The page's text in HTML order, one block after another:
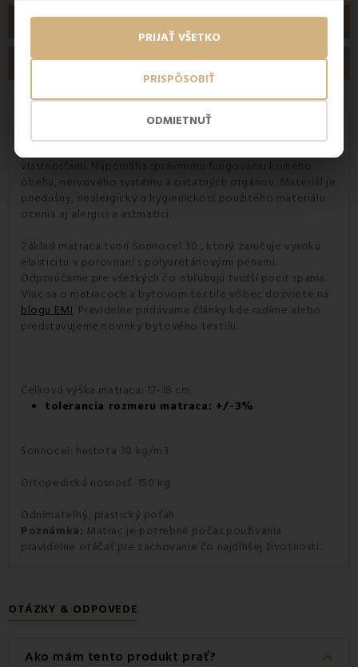
ODMIETNUŤ
PRISPÔSOBIŤ
PRIJAŤ VŠETKO
PODROBNOSTI O PRODUKTE
RECENZIE
Matrac Fenix Dormisan
vlastnosťami. Napomáha správnemu fungovaniu krvného
obehu, nervového systému a ostatných orgánov. Materiál je
priedušný, nealergický a hygienickosť použitého materiálu
ocenia aj alergici a astmatici.
Základ matraca tvorí Sonnocel 30 , ktorý zaručuje vysokú
elasticitu v porovnaní s polyuretánovými penami.
Odporúčame pre všetkých čo obľubujú tvrdší pocit spania.
Viac sa o matracoch a bytovom textile vôbec dozviete na
blogu EMI. Pravidelne pridávame články kde radíme alebo
predstavujeme novinky bytového textilu.
Celková výška matraca: 17-18 cm
tolerancia rozmeru matraca: +/-3%
Sonnocel: hustota 30 kg/m3
Ortopedická nosnosť: 150 kg
Odnímateľný, plastický poťah
Poznámka: Matrac je potrebné počas používania
pravidelne otáčať pre zachovanie čo najdlhšej životnosti.
OTÁZKY & ODPOVEDE
Ako mám tento produkt prať? keyboard_arrow_down